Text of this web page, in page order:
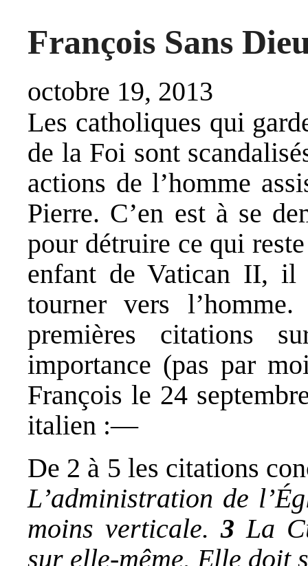
François Sans
octobre 19, 2013
Les catholiques qui
de la Foi sont
actions de l’homme
Pierre. C’en est à se
pour détruire ce qui
enfant de Vatican II, il
tourner vers
premières citations
importance (pas par
François le 24
italien :—
De 2 à 5 les citations
L’administration de
moins verticale. 3 La
sur elle-même. Elle doit